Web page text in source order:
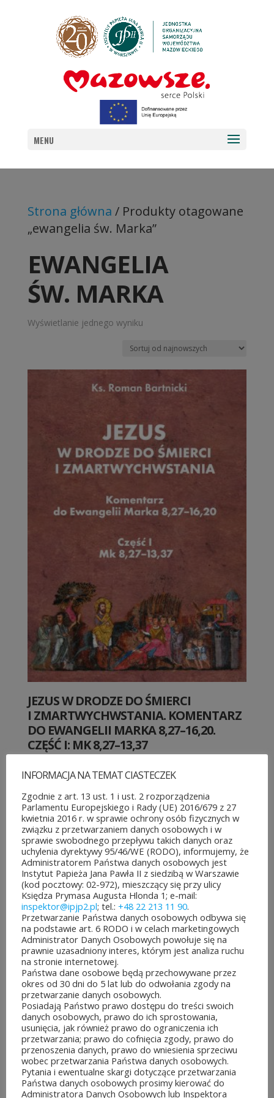
MENU
Strona główna / Produkty otagowane
„ewangelia św. Marka”
EWANGELIA
ŚW. MARKA
Wyświetlanie jednego wyniku
JEZUS W DRODZE DO ŚMIERCI
I ZMARTWYCHWSTANIA. KOMENTARZ
DO EWANGELII MARKA 8,27–16,20.
CZĘŚĆ I: MK 8,27–13,37
KATEGORIE PRODUKTÓW
Karty USB(3)
Płyty CD/DVD(21)
Wychowanie do wartości (CD)(7)
Publikacje elektroniczne (4)
Publikacje książkowe(169)
Dla dzieci(8)
Dzieła zebrane (5)
Homilie i kazania (4)
Jan Paweł II (48)
kard. Stefan Wyszyński(17)
ks. Jan Twardowski (1)
ks. Jan Zieja(2)
INFORMACJA NA TEMAT CIASTECZEK
Zgodnie z art. 13 ust. 1 i ust. 2 rozporządzenia
Parlamentu Europejskiego i Rady (UE) 2016/679 z 27
kwietnia 2016 r. w sprawie ochrony osób fizycznych w
związku z przetwarzaniem danych osobowych i w
sprawie swobodnego przepływu takich danych oraz
uchylenia dyrektywy 95/46/WE (RODO), informujemy, że
Administratorem Państwa danych osobowych jest
Instytut Papieża Jana Pawła II z siedzibą w Warszawie
(kod pocztowy: 02-972), mieszczący się przy ulicy
Księdza Prymasa Augusta Hlonda 1; e-mail:
inspektor@ipjp2.pl; tel.: +48 22 213 11 90.
Przetwarzanie Państwa danych osobowych odbywa się
na podstawie art. 6 RODO i w celach marketingowych
Administrator Danych Osobowych powołuje się na
prawnie uzasadniony interes, którym jest analiza ruchu
na stronie internetowej.
Państwa dane osobowe będą przechowywane przez
okres od 30 dni do 5 lat lub do odwołania zgody na
przetwarzanie danych osobowych.
Posiadają Państwo prawo dostępu do treści swoich
danych osobowych, prawo do ich sprostowania,
usunięcia, jak również prawo do ograniczenia ich
przetwarzania; prawo do cofnięcia zgody, prawo do
przenoszenia danych, prawo do wniesienia sprzeciwu
wobec przetwarzania Państwa danych osobowych.
Pytania i ewentualne skargi dotyczące przetwarzania
Państwa danych osobowych prosimy kierować do
Administratora Danych Osobowych lub Inspektora